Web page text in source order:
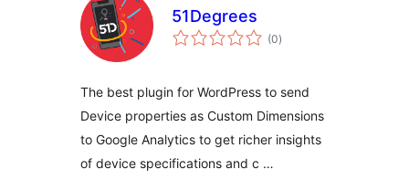
51Degrees
(0ຄະແນນ
ທັງໝົດ
)
The best plugin for WordPress to send
Device properties as Custom Dimensions
to Google Analytics to get richer insights
of device specifications and c …